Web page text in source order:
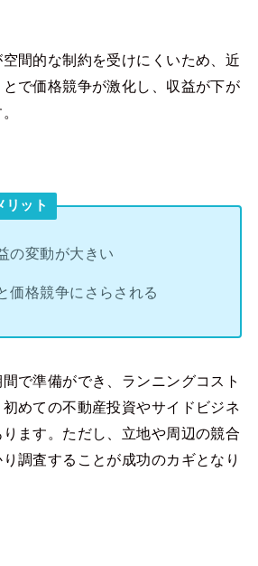
間的な制約を受けにくいため、近
で価格競争が激化し、収益が下が
リット
の変動が大きい
価格競争にさらされる
で準備ができ、ランニングコスト
めての不動産投資やサイドビジネ
ます。ただし、立地や周辺の競合
調査することが成功のカギとなり